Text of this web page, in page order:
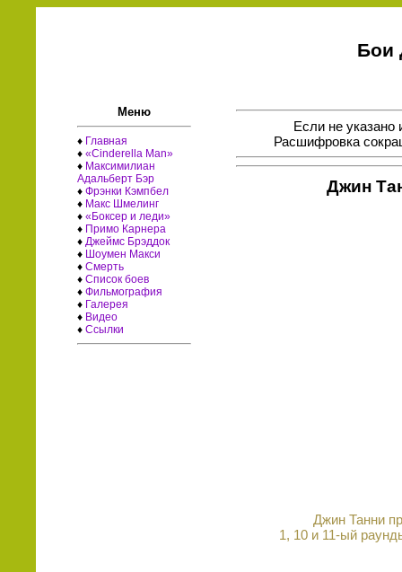
Бои
Меню
♦ Главная
♦«Cinderella Man»
♦ Максимилиан
Адальберт Бэр
♦Фрэнки Кэмпбел
♦ Макс Шмелинг
♦«Боксер и леди»
♦ Примо Карнера
♦ Джеймс Брэддок
♦ Шоумен Макси
♦Смерть
♦Список боев
♦Фильмография
♦ Галерея
♦ Видео
♦Ссылки
Если не указано
Расшифровка
Джин
Джин Танни
1, 10 и 11-ый